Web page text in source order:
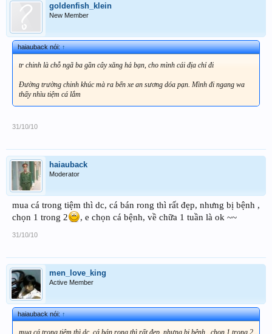
goldenfish_klein
New Member
haiauback nói:↑
tr chinh là chỗ ngã ba gần cây xăng hả bạn, cho mình cái địa chỉ đi
Đường trường chinh khúc mà ra bến xe an sương dóa pạn. Mình đi ngang wa
thấy nhìu tiệm cá lắm
31/10/10
haiauback
Moderator
mua cá trong tiệm thì dc, cá bán rong thì rất đẹp, nhưng bị bệnh ,
chọn 1 trong 2
, e chọn cá bệnh, về chữa 1 tuần là ok ~~
31/10/10
men_love_king
Active Member
haiauback nói:↑